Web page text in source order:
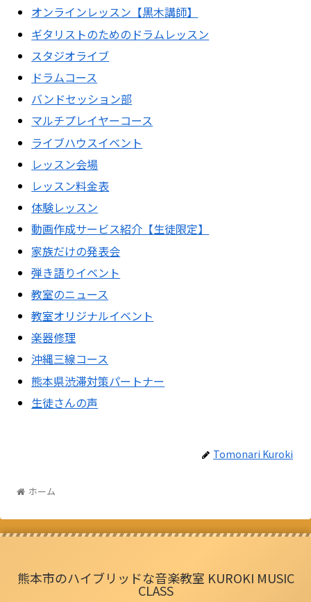
オンラインレッスン【黒木講師】
ギタリストのためのドラムレッスン
スタジオライブ
ドラムコース
バンドセッション部
マルチプレイヤーコース
ライブハウスイベント
レッスン会場
レッスン料金表
体験レッスン
動画作成サービス紹介【生徒限定】
家族だけの発表会
弾き語りイベント
教室のニュース
教室オリジナルイベント
楽器修理
沖縄三線コース
熊本県渋滞対策パートナー
生徒さんの声
Tomonari Kuroki
ホーム
熊本市のハイブリッドな音楽教室 KUROKI MUSIC
CLASS